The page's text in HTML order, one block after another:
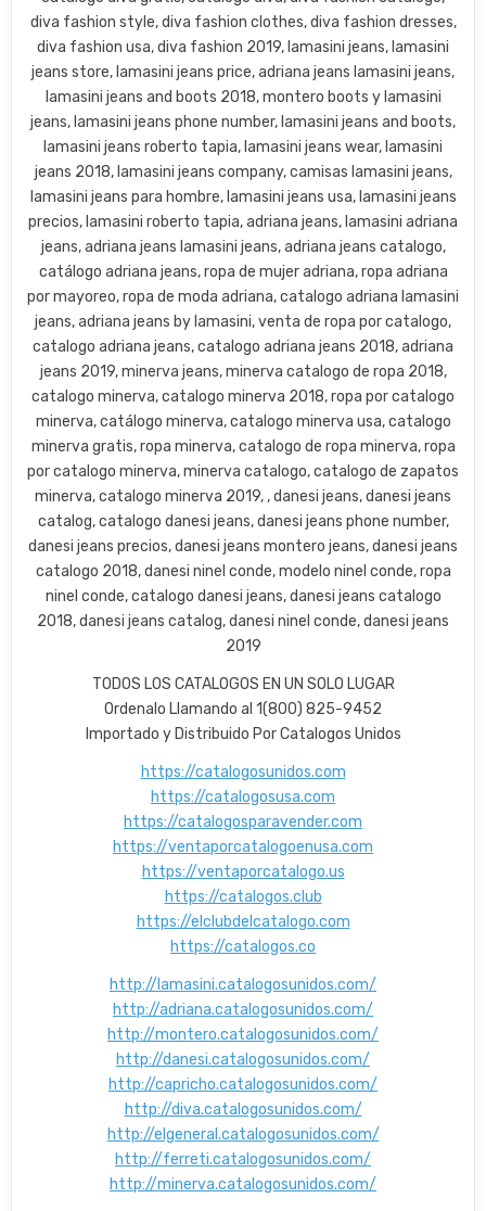
diva fashion style, diva fashion clothes, diva fashion dresses,
diva fashion usa, diva fashion 2019, lamasini jeans, lamasini
jeans store, lamasini jeans price, adriana jeans lamasini jeans,
lamasini jeans and boots 2018, montero boots y lamasini
jeans, lamasini jeans phone number, lamasini jeans and boots,
lamasini jeans roberto tapia, lamasini jeans wear, lamasini
jeans 2018, lamasini jeans company, camisas lamasini jeans,
lamasini jeans para hombre, lamasini jeans usa, lamasini jeans
precios, lamasini roberto tapia, adriana jeans, lamasini adriana
jeans, adriana jeans lamasini jeans, adriana jeans catalogo,
catálogo adriana jeans, ropa de mujer adriana, ropa adriana
por mayoreo, ropa de moda adriana, catalogo adriana lamasini
jeans, adriana jeans by lamasini, venta de ropa por catalogo,
catalogo adriana jeans, catalogo adriana jeans 2018, adriana
jeans 2019, minerva jeans, minerva catalogo de ropa 2018,
catalogo minerva, catalogo minerva 2018, ropa por catalogo
minerva, catálogo minerva, catalogo minerva usa, catalogo
minerva gratis, ropa minerva, catalogo de ropa minerva, ropa
por catalogo minerva, minerva catalogo, catalogo de zapatos
minerva, catalogo minerva 2019, , danesi jeans, danesi jeans
catalog, catalogo danesi jeans, danesi jeans phone number,
danesi jeans precios, danesi jeans montero jeans, danesi jeans
catalogo 2018, danesi ninel conde, modelo ninel conde, ropa
ninel conde, catalogo danesi jeans, danesi jeans catalogo
2018, danesi jeans catalog, danesi ninel conde, danesi jeans
2019
TODOS LOS CATALOGOS EN UN SOLO LUGAR
Ordenalo Llamando al 1(800) 825-9452
Importado y Distribuido Por Catalogos Unidos
https://catalogosunidos.com
https://catalogosusa.com
https://catalogosparavender.com
https://ventaporcatalogoenusa.com
https://ventaporcatalogo.us
https://catalogos.club
https://elclubdelcatalogo.com
https://catalogos.co
http://lamasini.catalogosunidos.com/
http://adriana.catalogosunidos.com/
http://montero.catalogosunidos.com/
http://danesi.catalogosunidos.com/
http://capricho.catalogosunidos.com/
http://diva.catalogosunidos.com/
http://elgeneral.catalogosunidos.com/
http://ferreti.catalogosunidos.com/
http://minerva.catalogosunidos.com/